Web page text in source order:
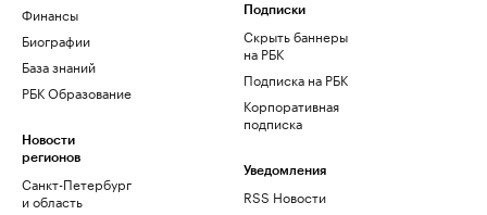
Финансы
Биографии
База знаний
РБК Образование
Новости
регионов
Санкт-Петербург
и область
Подписки
Скрыть баннеры
на РБК
Подписка на РБК
Корпоративная
подписка
Уведомления
RSS Новости